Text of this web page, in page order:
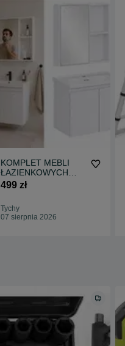
KOMPLET MEBLI
ŁAZIENKOWYCH
szafka wisząca z
499 zł
Tychy
07 sierpnia 2026